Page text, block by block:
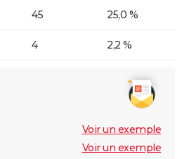
45 25,0 %
4 2,2 %
Voir un exemple
Voir un exemple